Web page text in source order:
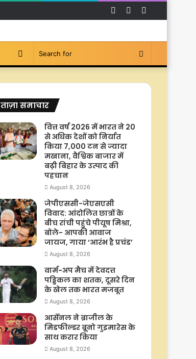
YouTube
Facebook
Search
Switch
ताज़ा समाचार
वित्त वर्ष 2026 में भारत ने 20
से अधिक देशों को निर्यात
किया 7,000 टन से ज्यादा
मखाना, वैश्विक बाजार में
बढ़ी बिहार के उत्पाद की
पहचान
August 8, 2026
जेपीएससी-जेएसएसी
विवाद: आंदोलित छात्रों के
बीच रांची पहुंचे पीयूष मिश्रा,
बोले- आपकी आवाज
जायज, गाया ‘आरंभ है प्रचंड’
August 8, 2026
वार्म-अप मैच में देवदत्त
पड्डिकल का शतक, दूसरे दिन
के खेल तक भारत मजबूत
August 8, 2026
आर्सेनल ने ब्राजील के
मिडफील्डर ब्रूनो गुइमारेस के
साथ करार किया
August 8, 2026